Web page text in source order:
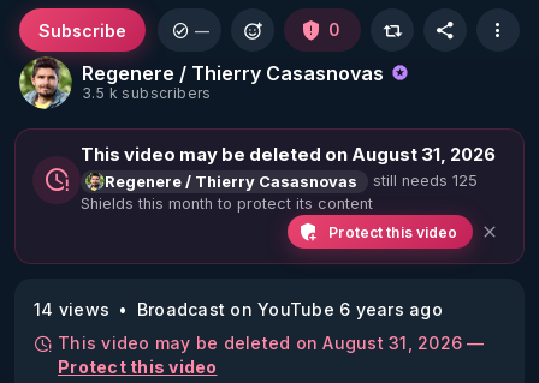
Regenere / Thierry Casasnovas
3.5 k subscribers
Subscribe — 0
This video may be deleted on August 31, 2026
Regenere / Thierry Casasnovas
still needs 125
Shields this month to protect its content
Protect this video
14 views
Broadcast on YouTube 6 years ago
This video may be deleted on August 31, 2026 —
Protect this video